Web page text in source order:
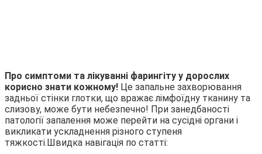
Про симптоми та лікуванні фарингіту у дорослих
корисно знати кожному! Це запальне захворювання
задньої стінки глотки, що вражає лімфоїдну тканину та
слизову, може бути небезпечно! При занедбаності
патології запалення може перейти на сусідні органи і
викликати ускладнення різного ступеня
тяжкості.Швидка навігація по статті: